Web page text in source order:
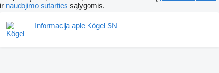
ir naudojimo sutarties sąlygomis.
Informacija apie Kögel SN